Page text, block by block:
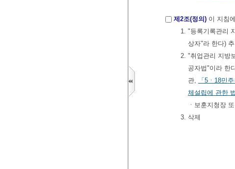
제2조(정의) 이 지침
1. "등록기록관리
상자"라 한다)
2. "취업관리 지방
공자법"이라 한
관,
「5ㆍ18민
체설립에 관한 법
ㆍ보훈지청장
3. 삭제